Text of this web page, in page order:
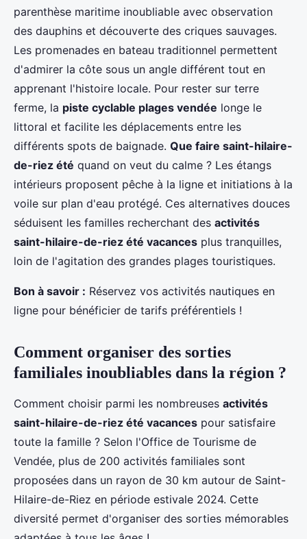
parenthèse maritime inoubliable avec observation
des dauphins et découverte des criques sauvages.
Les promenades en bateau traditionnel permettent
d'admirer la côte sous un angle différent tout en
apprenant l'histoire locale. Pour rester sur terre
ferme, la piste cyclable plages vendée longe le
littoral et facilite les déplacements entre les
différents spots de baignade. Que faire saint-hilaire-
de-riez été quand on veut du calme ? Les étangs
intérieurs proposent pêche à la ligne et initiations à la
voile sur plan d'eau protégé. Ces alternatives douces
séduisent les familles recherchant des activités
saint-hilaire-de-riez été vacances plus tranquilles,
loin de l'agitation des grandes plages touristiques.
Bon à savoir : Réservez vos activités nautiques en
ligne pour bénéficier de tarifs préférentiels !
Comment organiser des sorties
familiales inoubliables dans la région ?
Comment choisir parmi les nombreuses activités
saint-hilaire-de-riez été vacances pour satisfaire
toute la famille ? Selon l'Office de Tourisme de
Vendée, plus de 200 activités familiales sont
proposées dans un rayon de 30 km autour de Saint-
Hilaire-de-Riez en période estivale 2024. Cette
diversité permet d'organiser des sorties mémorables